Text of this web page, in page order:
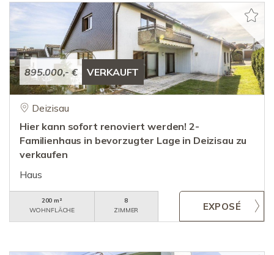
895.000,- € VERKAUFT
Deizisau
Hier kann sofort renoviert werden! 2-
Familienhaus in bevorzugter Lage in Deizisau zu
verkaufen
Haus
200 m²
WOHNFLÄCHE
8
ZIMMER